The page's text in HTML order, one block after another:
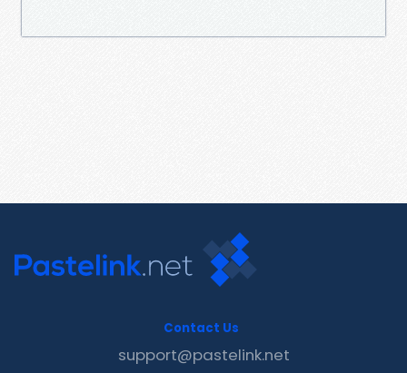
Contact Us
support@pastelink.net